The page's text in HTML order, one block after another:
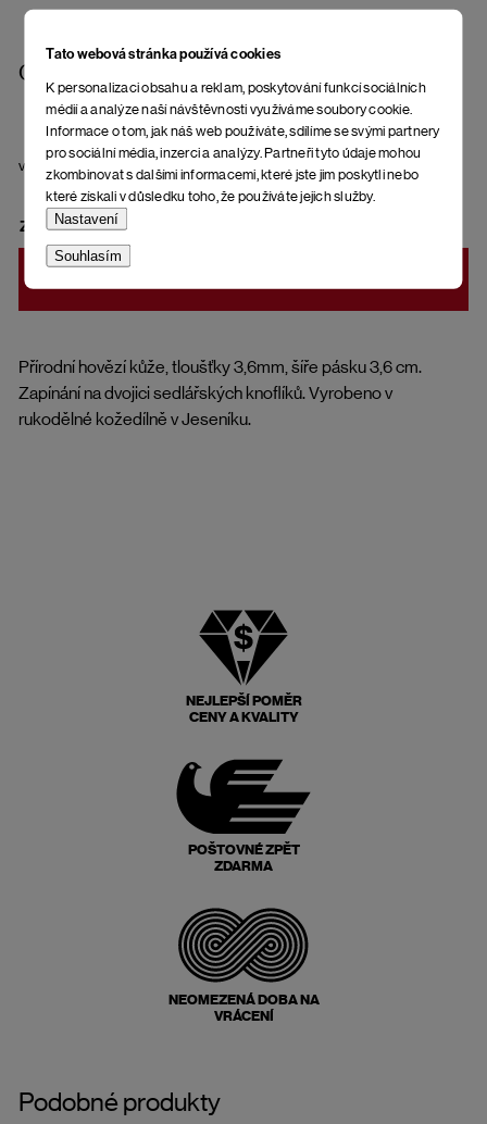
Tato webová stránka používá cookies
K personalizaci obsahu a reklam, poskytování funkcí sociálních
médií a analýze naší návštěvnosti využíváme soubory cookie.
Informace o tom, jak náš web používáte, sdílíme se svými partnery
pro sociální média, inzerci a analýzy. Partneři tyto údaje mohou
zkombinovat s dalšími informacemi, které jste jim poskytli nebo
které získali v důsledku toho, že používáte jejich služby.
Nastavení
Souhlasím
Opasek Balteus Bini Ater
Přírodní hovězí kůže, tloušťky 3,6mm, šíře pásku 3,6 cm.
Zapínání na dvojici sedlářských knoflíků. Vyrobeno v
rukodělné kožedílně v Jeseníku.
ZVOLTE VARIANTU
NEJLEPŠÍ POMĚR
CENY A KVALITY
POŠTOVNÉ ZPĚT
ZDARMA
NEOMEZENÁ DOBA NA
VRÁCENÍ
Podobné produkty